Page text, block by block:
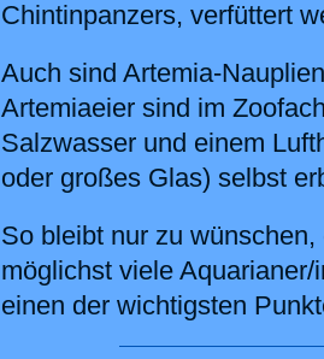
Chintinpanzers, verfüttert
Auch sind Artemia-
Artemiaeier sind im
Salzwasser und einem
oder großes Glas) selbst
So bleibt nur zu
möglichst viele
einen der wichtigsten